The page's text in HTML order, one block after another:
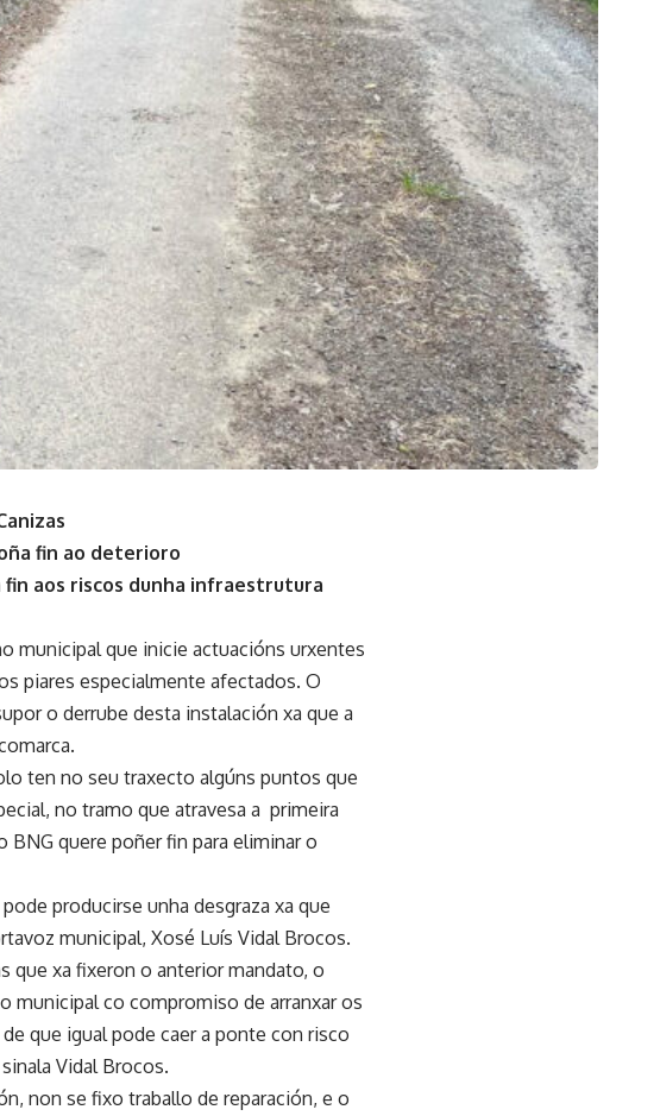
fin ao deterioro
fin aos riscos dunha infraestrutura
municipal que inicie actuacións urxentes
piares especialmente afectados. O
o derrube desta instalación xa que a
ten no seu traxecto algúns puntos que
no tramo que atravesa a primeira
quere poñer fin para eliminar o
producirse unha desgraza xa que
municipal, Xosé Luís Vidal Brocos.
que xa fixeron o anterior mandato, o
municipal co compromiso de arranxar os
que igual pode caer a ponte con risco
Vidal Brocos.
non se fixo traballo de reparación, e o